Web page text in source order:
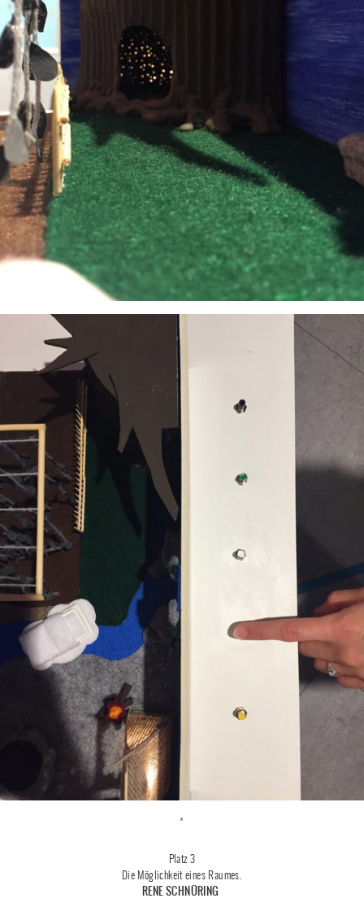
*
Platz 3
Die Möglichkeit eines Raumes.
RENE SCHNÜRING